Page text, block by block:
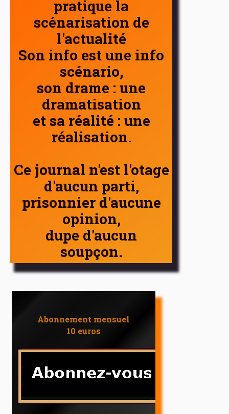
pratique la
scénarisation de
l'actualité
Son info est une info
scénario,
son drame : une
dramatisation
et sa réalité : une
réalisation.
Ce journal n'est l'otage
d'aucun parti,
prisonnier d'aucune
opinion,
dupe d'aucun
soupçon.
Abonnement mensuel
10 euros